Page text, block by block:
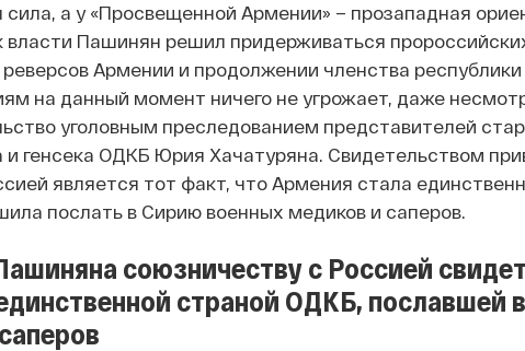
сила, а у «Просвещенной Армении» – прозападная
власти Пашинян решил придерживаться
реверсов Армении и продолжении членства
на данный момент ничего не угрожает, даже
уголовным преследованием представителей
и генсека ОДКБ Юрия Хачатуряна. Свидетельством
является тот факт, что Армения стала
послать в Сирию военных медиков и саперов.
союзничеству с Россией
страной ОДКБ, пославшей